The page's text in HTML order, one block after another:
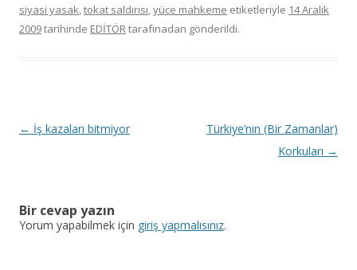
siyasi yasak,tokat saldırısı,yüce mahkeme etiketleriyle 14 Aralık
2009tarihinde EDİTÖRtarafınadan gönderildi.
Y
d
← İş kazaları bitmiyor
Türkiye’nin (Bir Zamanlar)
Korkuları →
Bir cevap yazın
Yorum yapabilmek için giriş yapmalısınız.